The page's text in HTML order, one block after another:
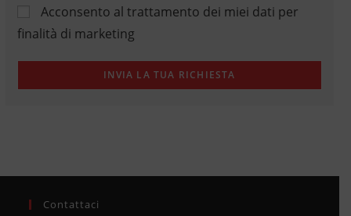
Acconsento al trattamento dei miei dati per
finalità di marketing
Contattaci